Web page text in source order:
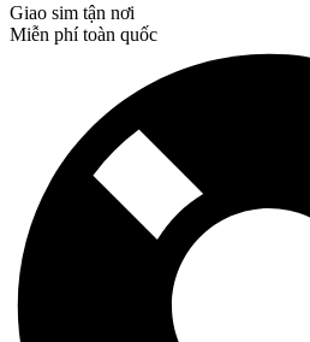
Giao sim tận nơi
Miễn phí toàn quốc